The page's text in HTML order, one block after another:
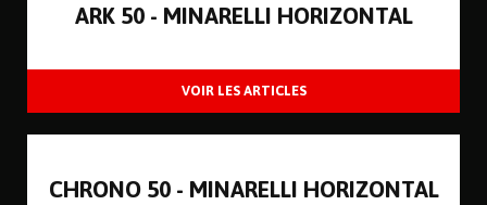
ARK 50 - MINARELLI HORIZONTAL
CHRONO 50 - MINARELLI HORIZONTAL